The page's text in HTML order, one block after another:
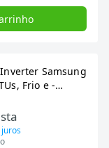
Samsung
Frio e -